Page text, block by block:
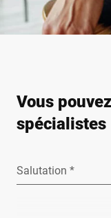
Vous
spécialistes
Salutation *